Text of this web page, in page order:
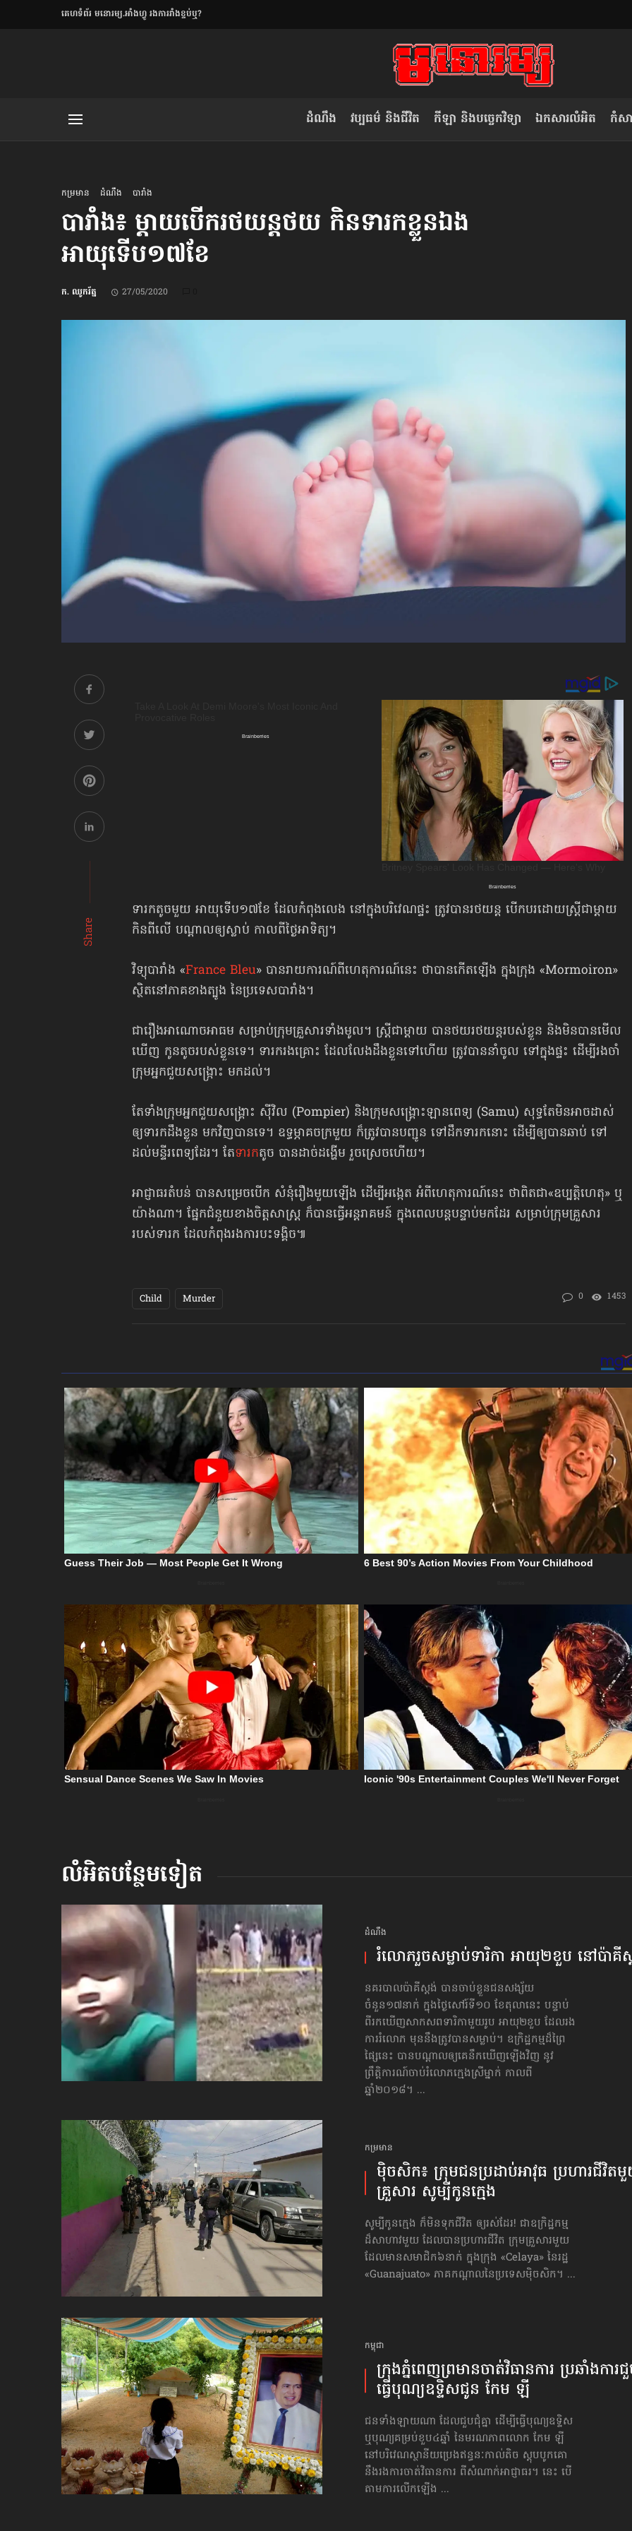
​គេហទំព័រ មនោរម្យ.អាំងហ្វូ រងការរាំងខ្ទប់ឬ?
ដំណឹង វប្បធម៌ និងជីវិត កីឡា និងបច្ចេកវិទ្យា ឯកសារលំអិត កំសា
កម្រមាន ដំណឹង បារាំង
បារាំង៖ ម្ដាយបើករថយន្ដថយ កិន​ទារក​ខ្លួនឯង
អាយុទើប​១៧ខែ
ក. ឈូករ័ត្ន 27/05/2020
Share
ទារកតូចមួយ អាយុទើប​១៧ខែ ដែលកំពុងលេង នៅក្នុងបរិវេណផ្ទះ ត្រូវបានរថយន្ដ បើកបរដោយស្ត្រីជាម្ដាយ
កិនពីលើ បណ្ដាលឲ្យស្លាប់ កាលពីថ្ងៃអាទិត្យ។
វិទ្យុបារាំង «France Bleu» បានរាយការណ៍ពីហេតុការណ៍នេះ ថាបានកើតឡើង ក្នុងក្រុង «Mormoiron»
ស្ថិតនៅភាគខាងត្បូង នៃប្រទេសបារាំង។
ជារឿងអាណោចអាធម សម្រាប់ក្រុមគ្រួសារទាំងមូល។ ស្ត្រីជាម្ដាយ បានថយរថយន្ដ​របស់​ខ្លួន និងមិនបានមើល
ឃើញ កូនតូចរបស់ខ្លួនទេ។ ទារករងគ្រោះ ដែលលែងដឹងខ្លួន​ទៅហើយ ត្រូវបាននាំចូល ទៅក្នុងផ្ទះ ដើម្បីរងចាំ
ក្រុម​អ្នកជួយសង្ក្រោះ មកដល់។
តែទាំងក្រុមអ្នកជួយសង្គ្រោះ ស៊ីវិល (Pompier) និងក្រុមសង្គ្រោះឡានពេទ្យ (Samu) សុទ្ធ​តែ​មិនអាចដាស់
ឲ្យទារកដឹងខ្លួន មកវិញបានទេ។ ឧទ្ធម្ភាគចក្រមួយ ក៏ត្រូវបាន​បញ្ជូន ទៅដឹកទារកនោះ ដើម្បីឲ្យបាន​​ឆាប់ ទៅ
ដល់មន្ទីរពេទ្យដែរ។ តែទារកតូច បានដាច់​ដង្ហើម រួចស្រេចហើយ។
អាជ្ញាធរតំបន់ បានសម្រេចបើក សំនុំរឿងមួយឡើង ដើម្បីអង្កេត អំពីហេតុការណ៍នេះ ថាពិត​ជា«ឧប្បត្តិហេតុ» ឬ
យ៉ាងណា។ ផ្នែកជំនួយខាងចិត្តសាស្ត្រ ក៏បានធ្វើអន្តរាគមន៍ ក្នុងពេល​​បន្តបន្ទាប់មកដែរ សម្រាប់ក្រុមគ្រួសារ
របស់ទារក ដែលកំពុងរងការបះទង្គិច៕
Child Murder 0 1453
លំអិតបន្ថែមទៀត
ដំណឹង
រំលោភ​រួចសម្លាប់​ទារិកា អាយុ២ខួប នៅប៉ាគី
នគរបាលប៉ាគីស្ដង់ បានចាប់ខ្លួនជនសង្ស័យ
ចំនួន១៧នាក់ ក្នុងថ្ងៃសៅរ៍ទី១០ ខែតុលានេះ បន្ទាប់
ពីរកឃើញសាកសពទារិកាមួយរូប អាយុ២ខួប ដែលរង
ការរំលោភ មុននឹងត្រូវបានសម្លាប់។ ឧក្រិដ្ឋកម្មដ៏ព្រៃ
ផ្សៃនេះ បានបណ្ដាល​ឲ្យគេនឹកឃើញឡើងវិញ នូវ
ព្រឹត្តិការណ៍​ចាប់រំលោភ​ក្មេងស្រីម្នាក់ កាលពី
ឆ្នាំ២០១៨។ ...
កម្រមាន
ម៉ិចសិក៖ ក្រុមជនប្រដាប់អាវុធ ប្រហារជីវិត
គ្រួសារ សូម្បីកូន​ក្មេង
សូម្បីកូន​ក្មេង ក៏មិនទុកជីវិត ឲ្យរស់ដែរ! ជាឧក្រិដ្ឋកម្ម
ដ៏សាហាវមួយ ដែលបានប្រហារ​ជីវិត ក្រុមគ្រួសារមួយ
ដែលមានសមាជិក៦នាក់ ក្នុងក្រុង «Celaya» នៃរដ្ឋ
«Guanajuato» ភាគកណ្ដាល​នៃប្រទេសម៉ិចសិក។ ...
កម្ពុជា
ក្រុងភ្នំពេញ​ព្រមាន​ចាត់វិធានការ ប្រឆាំង​ការ
ធ្វើបុណ្យ​ឧទ្ទិសជូន កែម ឡី
ជនទាំងឡាយណា ដែលជួបជុំគ្នា ដើម្បីធ្វើបុណ្យឧទ្ទិស
ឬបុណ្យគម្រប់ខួប៤ឆ្នាំ នៃ​មរណភាព​​លោក កែម ឡី
នៅ​បរិវេណ​ស្ថានីយប្រេងឥន្ធនៈកាល់តិច ស្តុបបូកគោ
នឹងរង​ការចាត់​វិធានការ ពីសំណាក់អាជ្ញាធរ។ នេះ បើ
តាមការលើកឡើង ...
ត៖ «កាមតណ្ហា​ លិខិតប្រិយមិត្ត៖ «អំពីទោសៈ»
វៀតណាម ក្នុង​ការប្តូរ​មេដឹកនាំ របស់​
ខ្លួន
ខឹម វាសនា ថា«ស្រី
ប្រពៃណី​«ដេញប្រុស»